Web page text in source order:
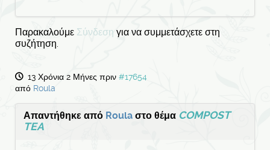
Παρακαλούμε Σύνδεση για να συμμετάσχετε στη
συζήτηση.
13 Χρόνια 2 Μήνες πριν #17654
από Roula
Απαντήθηκε από Roula στο θέμα COMPOST
TEA